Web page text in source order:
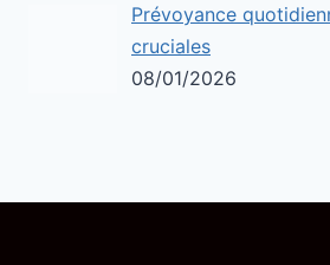
Prévoyance
cruciales
08/01/2026